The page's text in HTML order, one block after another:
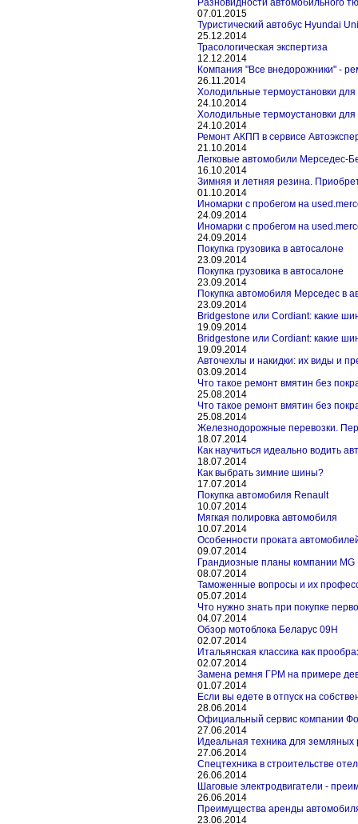
Разновидности автомобильного
07.01.2015
Туристический автобус Hyundai
25.12.2014
Трасологическая экспертиза
12.12.2014
Компания "Все внедорожники" -
26.11.2014
Холодильные термоустановки
24.10.2014
Холодильные термоустановки
24.10.2014
Ремонт АКПП в сервисе
21.10.2014
Легковые автомобили Мерседес-
16.10.2014
Зимняя и летняя резина.
01.10.2014
Иномарки с пробегом на
24.09.2014
Иномарки с пробегом на
24.09.2014
Покупка грузовика в автосалоне
23.09.2014
Покупка грузовика в автосалоне
23.09.2014
Покупка автомобиля Мерседес в
23.09.2014
Bridgestone или Cordiant: какие
19.09.2014
Bridgestone или Cordiant: какие
19.09.2014
Авточехлы и накидки: их виды и
03.09.2014
Что такое ремонт вмятин без
25.08.2014
Что такое ремонт вмятин без
25.08.2014
Железнодорожные перевозки.
18.07.2014
Как научиться идеально водить
18.07.2014
Как выбрать зимние шины?
17.07.2014
Покупка автомобиля Renault
10.07.2014
Мягкая полировка автомобиля
10.07.2014
Особенности проката
09.07.2014
Грандиозные планы компании MG
08.07.2014
Таможенные вопросы и их
05.07.2014
Что нужно знать при покупке
04.07.2014
Обзор мотоблока Беларус 09Н
02.07.2014
Итальянская классика как
02.07.2014
Замена ремня ГРМ на примере
01.07.2014
Если вы едете в отпуск на
28.06.2014
Официальный сервис компании
27.06.2014
Идеальная техника для земляных
27.06.2014
Спецтехника в строительстве
26.06.2014
Шаговые электродвигатели -
26.06.2014
Преимущества аренды
23.06.2014